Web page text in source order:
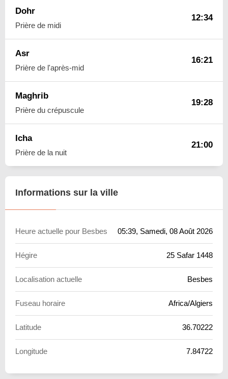
Dohr
Prière de midi
12:34
Asr
Prière de l'après-mid
16:21
Maghrib
Prière du crépuscule
19:28
Icha
Prière de la nuit
21:00
Informations sur la ville
Heure actuelle pour Besbes 05:39, Samedi, 08 Août 2026
Hégire 25 Safar 1448
Localisation actuelle Besbes
Fuseau horaire Africa/Algiers
Latitude 36.70222
Longitude 7.84722